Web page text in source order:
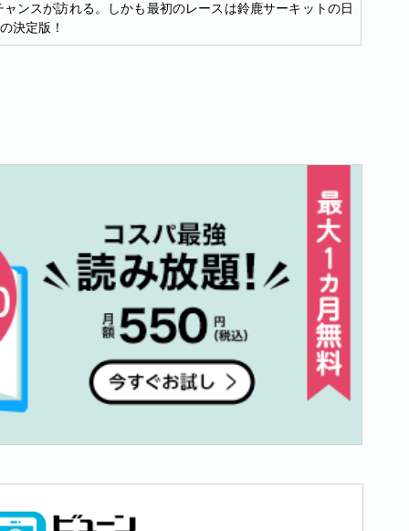
ンスが訪れる。しかも最初のレースは鈴鹿サーキットの日
決定版！